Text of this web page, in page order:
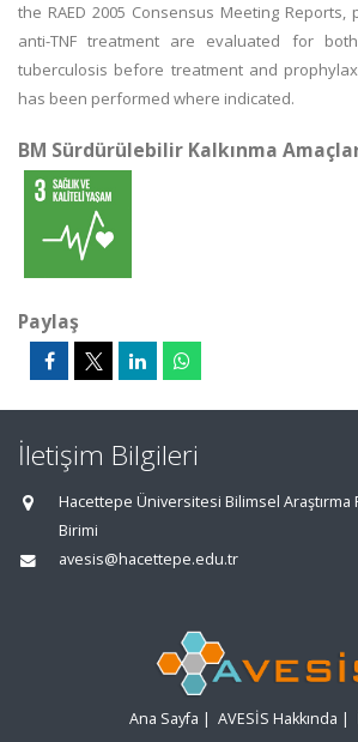
the RAED 2005 Consensus Meeting
anti-TNF treatment are evaluated for
tuberculosis before treatment and
has been performed where indicated.
BM Sürdürülebilir Kalkınma
Paylaş
İletişim Bilgileri
Hacettepe Üniversitesi Bilimsel
Birimi
avesis@hacettepe.edu.tr
Ana Sayfa | AVESİS Hakkında |